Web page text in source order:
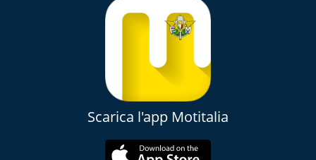
Scarica l'app Motitalia